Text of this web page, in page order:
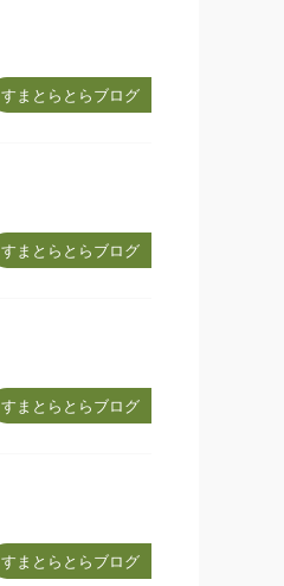
すまとらとらブログ
すまとらとらブログ
すまとらとらブログ
すまとらとらブログ